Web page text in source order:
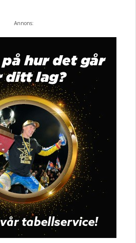
Annons: